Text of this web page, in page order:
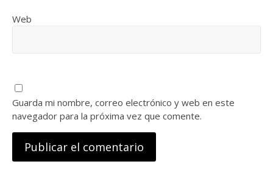
Web
Guarda mi nombre, correo electrónico y web en este
navegador para la próxima vez que comente.